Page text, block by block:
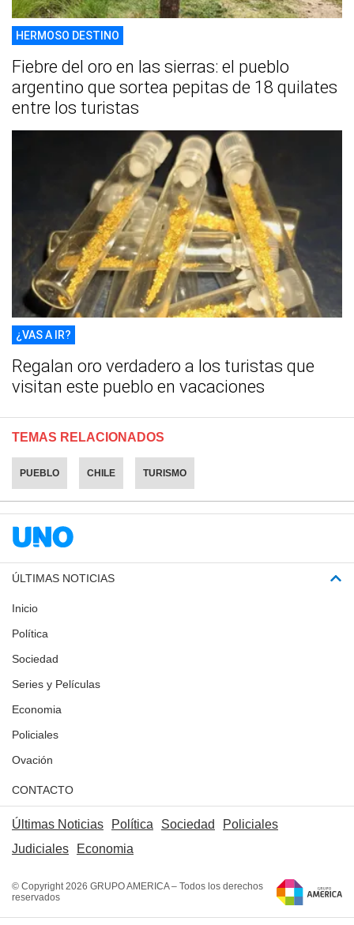
HERMOSO DESTINO
Fiebre del oro en las sierras: el pueblo
argentino que sortea pepitas de 18 quilates
entre los turistas
¿VAS A IR?
Regalan oro verdadero a los turistas que
visitan este pueblo en vacaciones
TEMAS RELACIONADOS
PUEBLO CHILE TURISMO
ÚLTIMAS NOTICIAS
Inicio
Política
Sociedad
Series y Películas
Economia
Policiales
Ovación
CONTACTO
Últimas Noticias Política Sociedad
Policiales
Judiciales
Economia
© Copyright 2026 GRUPO AMERICA – Todos los derechos
reservados